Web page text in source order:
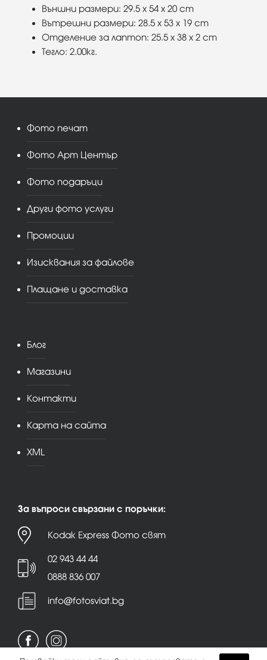
Външни размери: 29.5 x 54 x 20 cm
Вътрешни размери: 28.5 x 53 x 19 cm
Отделение за лаптоп: 25.5 x 38 x 2 cm
Тегло: 2.00кг.
Фото печат
Фото Арт Център
Фото подаръци
Други фото услуги
Промоции
Изисквания за файлове
Плащане и доставка
Блог
Магазини
Контакти
Карта на сайта
XML
За въпроси свързани с поръчки:
Kodak Express Фото свят
02 943 44 44
0888 836 007
info@fotosviat.bg